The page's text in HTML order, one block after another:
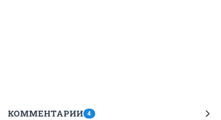
КОММЕНТАРИИ 4